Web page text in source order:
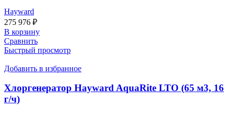
Hayward
275 976 ₽
В корзину
Сравнить
Быстрый просмотр
Добавить в избранное
Хлоргенератор Hayward AquaRite LTO (65 м3, 16
г/ч)